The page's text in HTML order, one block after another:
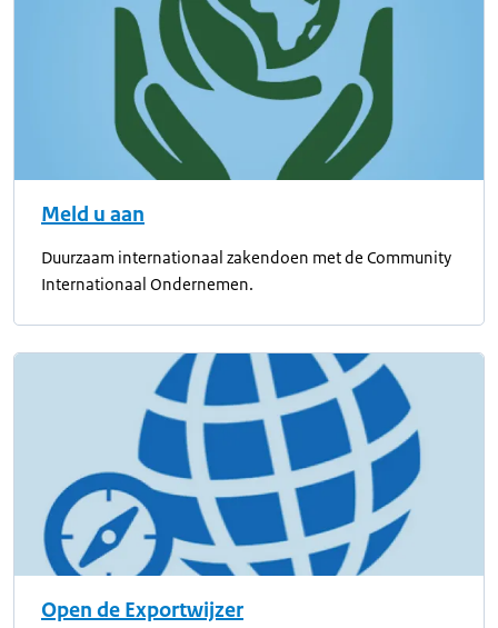
Meld u aan
Duurzaam internationaal zakendoen met de Community
Internationaal Ondernemen.
Open de Exportwijzer